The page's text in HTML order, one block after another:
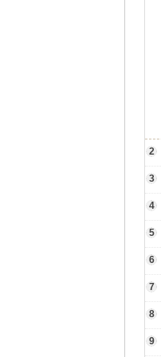
2
3
4
5
6
7
8
9